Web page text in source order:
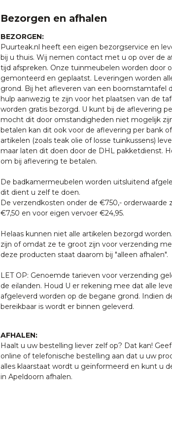
Bezorgen en afhalen
BEZORGEN:
Puurteak.nl heeft een eigen bezorgservice en
bij u thuis. Wij nemen contact met u op over de
tijd afspreken. Onze tuinmeubelen worden door
gemonteerd en geplaatst. Leveringen worden
grond. Bij het afleveren van een boomstamtafel
hulp aanwezig te zijn voor het plaatsen van de
worden gratis bezorgd. U kunt bij de aflevering
mocht dit door omstandigheden niet mogelijk
betalen kan dit ook voor de aflevering per bank
artikelen (zoals teak olie of losse tuinkussens)
maar laten dit doen door de DHL pakketdienst.
om bij aflevering te betalen.
De badkamermeubelen worden uitsluitend
dit dient u zelf te doen.
De verzendkosten onder de €750,- orderwaarde
€7,50 en voor eigen vervoer €24,95.
Helaas kunnen niet alle artikelen bezorgd
zijn of omdat ze te groot zijn voor verzending
deze producten staat daarom bij "alleen afhalen".
LET OP: Genoemde tarieven voor verzending
de eilanden. Houd U er rekening mee dat alle
afgeleverd worden op de begane grond. Indien
bereikbaar is wordt er binnen geleverd.
AFHALEN:
Haalt u uw bestelling liever zelf op? Dat kan!
online of telefonische bestelling aan dat u uw
alles klaarstaat wordt u geïnformeerd en kunt u
in Apeldoorn afhalen.